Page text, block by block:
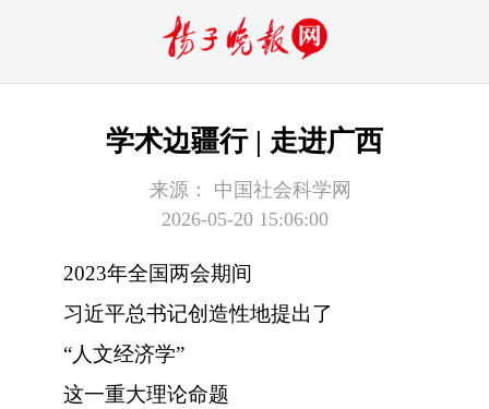
学术边疆行 | 走进广西
来源：
中国社会科学网
2026-05-20 15:06:00
2023年全国两会期间
习近平总书记创造性地提出了
“人文经济学”
这一重大理论命题